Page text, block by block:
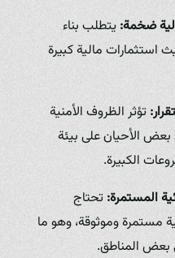
ضخمة:يتطلب بناء
مالية كبيرة
تؤثر الظروف الأمنية
الأحيان على بيئة
الكبيرة.
المستمرة:تحتاج
مستمرة وموثوقة، وهو ما
بعض المناطق.